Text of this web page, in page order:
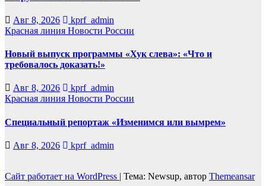
Авг 8, 2026
kprf_admin
Красная линия Новости России
Новый выпуск программы «Хук слева»: «Что и
требовалось доказать!»
Авг 8, 2026
kprf_admin
Красная линия Новости России
Специальный репортаж «Изменимся или вымрем»
Авг 8, 2026 kprf_admin
Сайт работает на WordPress | Тема: Newsup, автор Themeansar